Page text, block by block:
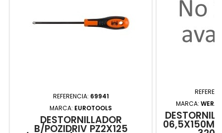
REFERENCIA: 69941
MARCA: EUROTOOLS
DESTORNILLADOR
B/POZIDRIV PZ2X125
MARCA: WERA